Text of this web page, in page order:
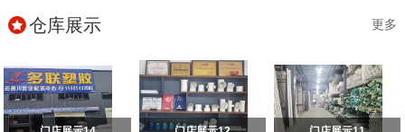
仓库展示 更多